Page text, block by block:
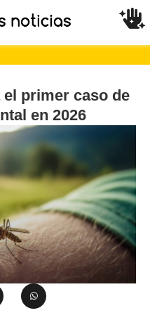
primer caso de
en 2026